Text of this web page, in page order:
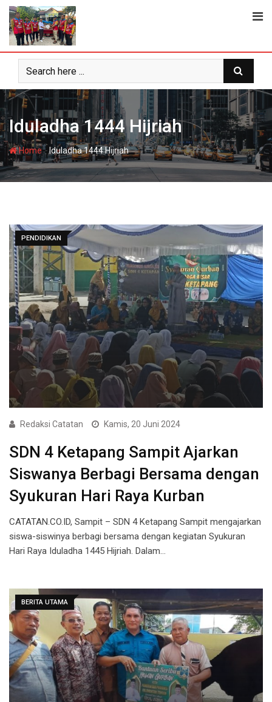
Skip
content
Iduladha 1444 Hijriah
Home-Iduladha 1444 Hijriah
PENDIDIKAN
Redaksi Catatan Kamis, 20 Juni 2024
SDN 4 Ketapang Sampit Ajarkan
Siswanya Berbagi Bersama dengan
Syukuran Hari Raya Kurban
CATATAN.CO.ID, Sampit – SDN 4 Ketapang Sampit mengajarkan
siswa-siswinya berbagi bersama dengan kegiatan Syukuran
Hari Raya Iduladha 1445 Hijriah. Dalam…
BERITA UTAMA